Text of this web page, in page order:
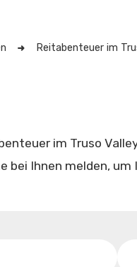
Reitabenteuer im
im Truso
bei Ihnen melden,